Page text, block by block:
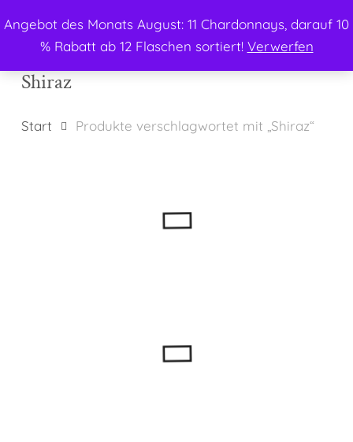
Angebot des Monats August: 11 Chardonnays, darauf 10
% Rabatt ab 12 Flaschen sortiert! Verwerfen
to
content
search
Shiraz
Start Produkte verschlagwortet mit „Shiraz“